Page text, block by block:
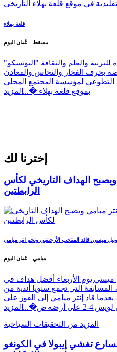
قلعة بهلاء
مسقط - عُمان اليوم
والعلم والثقافة "اليونسكو"
بحرف الفخار والنحاس والمعادن
التطوعي لمؤسسة المجتمع المحلي
بموقع قلعة بهلاء �... المزيد
إخترنا لك
الهداف التاريخي لكأس
الرابطتين
ميسي، قائد المنتخب الأرجنتيني ونجم انتر ميامي
ميامي - عُمان اليوم
ميسي يوم الأربعاء أفضل هداف في
التي تجمع سنويا أندية من
قاد إنتر ميامي إلى الفوز على
أرضه ض�...
المزيد
المزيد من التحقيقات السياحية
تفشي إيبولا في الكونغو